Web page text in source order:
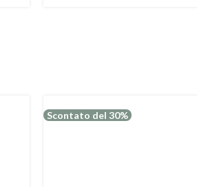
Scontato del 30%